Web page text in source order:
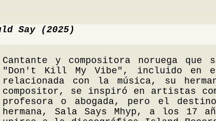
Say (2025)
Cantante y compositora noruega
"Don't Kill My Vibe", incluido en el
relacionada con la música, su
compositor, se inspiró en artistas
profesora o abogada, pero el
hermana, Sala Says Mhyp, a los